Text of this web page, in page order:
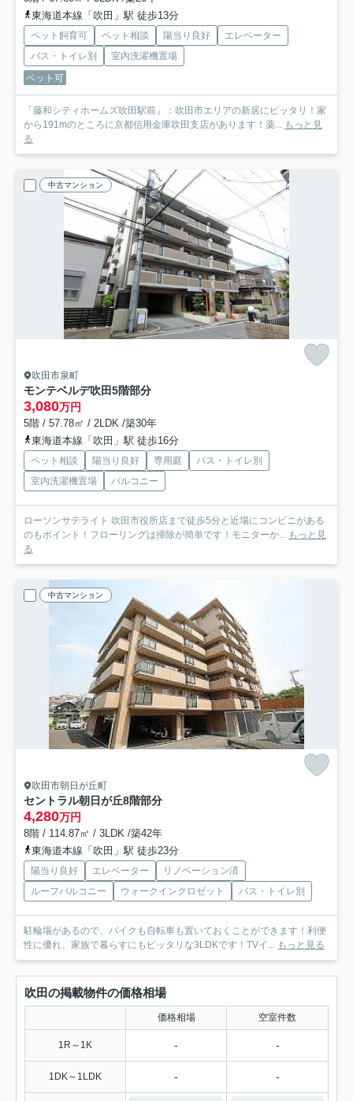
東海道本線「吹田」駅 徒歩13分
ペット飼育可 ペット相談 陽当り良好
エレベーター
バス・トイレ別
室内洗濯機置場
ペット可
「藤和シティホームズ吹田駅前」：吹田市エリアの新居にピッタリ！家
から191mのところに京都信用金庫吹田支店があります！薬... もっと見
る
中古マンション
吹田市泉町
モンテベルデ吹田5階部分
3,080万円
5階 / 57.78㎡ / 2LDK /築30年
東海道本線「吹田」駅 徒歩16分
ペット相談 陽当り良好 専用庭
バス・トイレ別
室内洗濯機置場
バルコニー
ローソンサテライト 吹田市役所店まで徒歩5分と近場にコンビニがある
のもポイント！フローリングは掃除が簡単です！モニターか... もっと見
る
中古マンション
吹田市朝日が丘町
セントラル朝日が丘8階部分
4,280万円
8階 / 114.87㎡ / 3LDK /築42年
東海道本線「吹田」駅 徒歩23分
陽当り良好 エレベーター
リノベーション済
ルーフバルコニー
ウォークインクロゼット バス・トイレ別
駐輪場があるので、バイクも自転車も置いておくことができます！利便
性に優れ、家族で暮らすにもピッタリな3LDKです！TVイ... もっと見る
吹田の掲載物件の価格相場
価格相場 空室件数
1R～1K - -
1DK～1LDK - -